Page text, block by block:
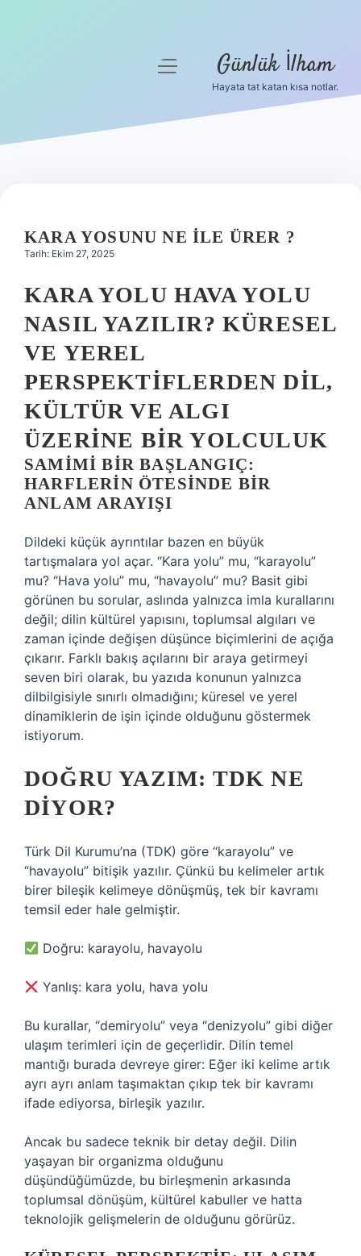
Hakkımızda
menüyü
Günlük İlham
Hayata tat katan kısa notlar.
KARA YOSUNU NE ILE ÜRER ?
Tarih: Ekim 27, 2025
KARA YOLU HAVA YOLU
NASIL YAZILIR? KÜRESEL
VE YEREL
PERSPEKTIFLERDEN DIL,
KÜLTÜR VE ALGI
ÜZERINE BIR YOLCULUK
SAMIMI BIR BAŞLANGIÇ:
HARFLERIN ÖTESINDE BIR
ANLAM ARAYIŞI
Dildeki küçük ayrıntılar bazen en büyük
tartışmalara yol açar. “Kara yolu” mu, “karayolu”
mu? “Hava yolu” mu, “havayolu” mu? Basit gibi
görünen bu sorular, aslında yalnızca imla kurallarını
değil; dilin kültürel yapısını, toplumsal algıları ve
zaman içinde değişen düşünce biçimlerini de açığa
çıkarır. Farklı bakış açılarını bir araya getirmeyi
seven biri olarak, bu yazıda konunun yalnızca
dilbilgisiyle sınırlı olmadığını; küresel ve yerel
dinamiklerin de işin içinde olduğunu göstermek
istiyorum.
DOĞRU YAZIM: TDK NE
DIYOR?
Türk Dil Kurumu’na (TDK) göre “karayolu” ve
“havayolu” bitişik yazılır. Çünkü bu kelimeler artık
birer bileşik kelimeye dönüşmüş, tek bir kavramı
temsil eder hale gelmiştir.
Doğru: karayolu, havayolu
Yanlış: kara yolu, hava yolu
Bu kurallar, “demiryolu” veya “denizyolu” gibi diğer
ulaşım terimleri için de geçerlidir. Dilin temel
mantığı burada devreye girer: Eğer iki kelime artık
ayrı ayrı anlam taşımaktan çıkıp tek bir kavramı
ifade ediyorsa, birleşik yazılır.
Ancak bu sadece teknik bir detay değil. Dilin
yaşayan bir organizma olduğunu
düşündüğümüzde, bu birleşmenin arkasında
toplumsal dönüşüm, kültürel kabuller ve hatta
teknolojik gelişmelerin de olduğunu görürüz.